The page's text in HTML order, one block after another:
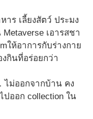
ร เลี้ยงสัตว์ ประมง
เอารสชา
ให้อาการกับร่างกาย
กินที่อร่อยกว่า
ไม่ออกจากบ้าน คง
ปออก collection ใน